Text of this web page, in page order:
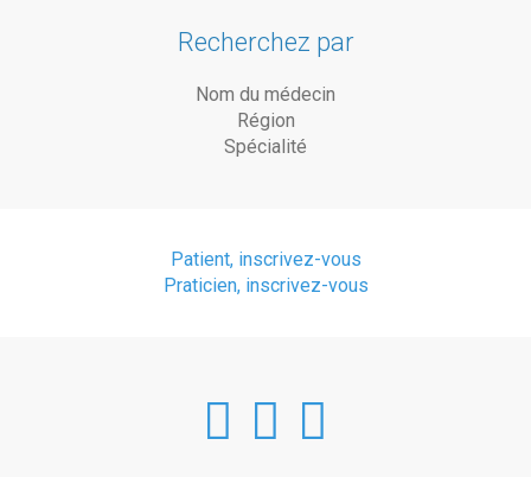
Recherchez par
Nom du médecin
Région
Spécialité
Patient, inscrivez-vous
Praticien, inscrivez-vous